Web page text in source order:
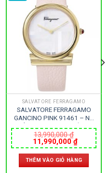
SALVATORE FERRAGAMO
SALVATORE FERRAGAMO
GANCINO PINK 91461 – NỮ
– KÍNH SAPPHIRE – DÂY DA
– PIN – SIZE 34MM – MÁY
ITALIA
13,990,000₫
Giá
gốc
là:
13,990,000 ₫.
11,990,000₫Giá
hiện
tại
là:
THÊM VÀO GIỎ HÀNG